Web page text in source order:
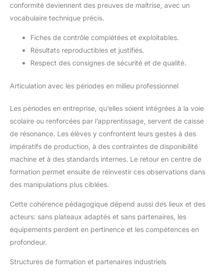
conformité deviennent des preuves de maîtrise, avec un
vocabulaire technique précis.
Fiches de contrôle complétées et exploitables.
Résultats reproductibles et justifiés.
Respect des consignes de sécurité et de qualité.
Articulation avec les périodes en milieu professionnel
Les périodes en entreprise, qu’elles soient intégrées à la voie
scolaire ou renforcées par l’apprentissage, servent de caisse
de résonance. Les élèves y confrontent leurs gestes à des
impératifs de production, à des contraintes de disponibilité
machine et à des standards internes. Le retour en centre de
formation permet ensuite de réinvestir ces observations dans
des manipulations plus ciblées.
Cette cohérence pédagogique dépend aussi des lieux et des
acteurs: sans plateaux adaptés et sans partenaires, les
équipements perdent en pertinence et les compétences en
profondeur.
Structures de formation et partenaires industriels